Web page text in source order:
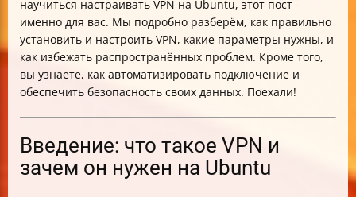
научиться настраивать VPN на Ubuntu, этот пост –
именно для вас. Мы подробно разберём, как правильно
установить и настроить VPN, какие параметры нужны, и
как избежать распространённых проблем. Кроме того,
вы узнаете, как автоматизировать подключение и
обеспечить безопасность своих данных. Поехали!
Введение: что такое VPN и
зачем он нужен на Ubuntu